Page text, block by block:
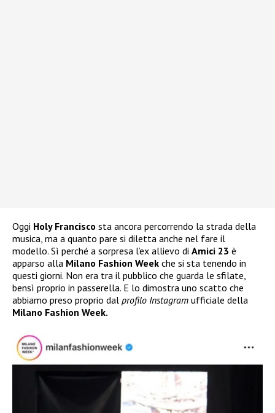
Oggi Holy Francisco sta ancora percorrendo la strada della
musica, ma a quanto pare si diletta anche nel fare il
modello. Sì perché a sorpresa l’ex allievo di Amici 23 è
apparso alla Milano Fashion Week che si sta tenendo in
questi giorni. Non era tra il pubblico che guarda le sfilate,
bensì proprio in passerella. E lo dimostra uno scatto che
abbiamo preso proprio dal profilo Instagram ufficiale della
Milano Fashion Week.